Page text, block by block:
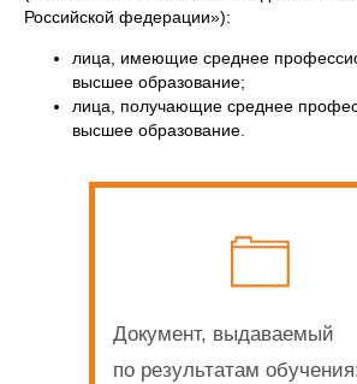
Российской федерации»):
лица, имеющие среднее
высшее образование;
лица, получающие среднее
высшее образование.
Документ, выдаваемый
по результатам